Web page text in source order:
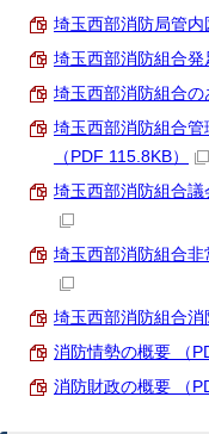
埼玉西部消防局管内
埼玉西部消防組合発
埼玉西部消防組合の
埼玉西部消防組合
（PDF 115.8KB）
埼玉西部消防組合議
埼玉西部消防組合非
埼玉西部消防組合消
消防情勢の概要 （
消防財政の概要 （